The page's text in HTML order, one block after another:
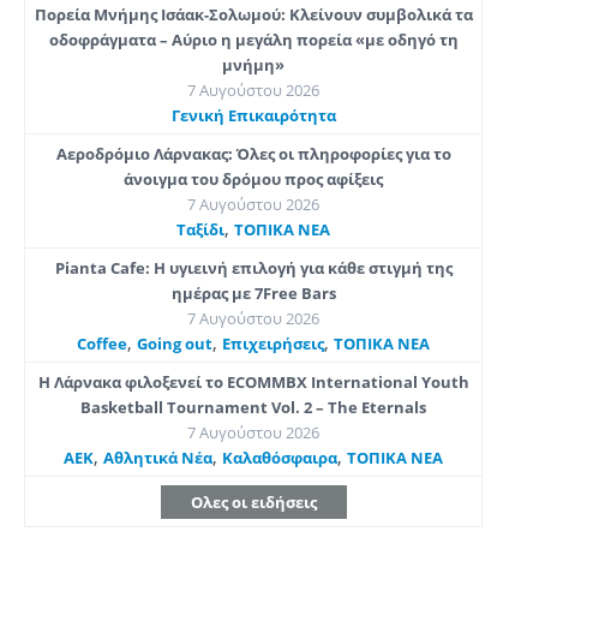
Πορεία Μνήμης Ισάακ-Σολωμού: Κλείνουν συμβολικά τα
οδοφράγματα – Αύριο η μεγάλη πορεία «με οδηγό τη
μνήμη»
7 Αυγούστου 2026
Γενική Επικαιρότητα
Αεροδρόμιο Λάρνακας: Όλες οι πληροφορίες για το
άνοιγμα του δρόμου προς αφίξεις
7 Αυγούστου 2026
Ταξίδι,ΤΟΠΙΚΑ ΝΕΑ
Pianta Cafe: Η υγιεινή επιλογή για κάθε στιγμή της
ημέρας με 7Free Bars
7 Αυγούστου 2026
Coffee,Going out, Επιχειρήσεις,ΤΟΠΙΚΑ ΝΕΑ
Η Λάρνακα φιλοξενεί το ECOMMBX International Youth
Basketball Tournament Vol. 2 – The Eternals
7 Αυγούστου 2026
ΑΕΚ,Αθλητικά Νέα, Καλαθόσφαιρα,ΤΟΠΙΚΑ ΝΕΑ
Ολες οι ειδήσεις